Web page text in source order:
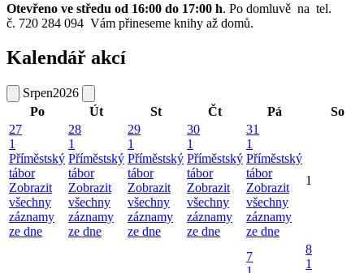
Otevřeno ve středu od 16:00 do 17:00 h. Po domluvě na tel.
č. 720 284 094 Vám přineseme knihy až domů.
Kalendář akcí
Srpen2026
Po
Út St Čt Pá
So
27
1
Příměstský
tábor
Zobrazit
všechny
záznamy
ze dne
28
1
Příměstský
tábor
Zobrazit
všechny
záznamy
ze dne
29
1
Příměstský
tábor
Zobrazit
všechny
záznamy
ze dne
30
1
Příměstský
tábor
Zobrazit
všechny
záznamy
ze dne
31
1
Příměstský
tábor
Zobrazit
všechny
záznamy
ze dne
1
7
8
1